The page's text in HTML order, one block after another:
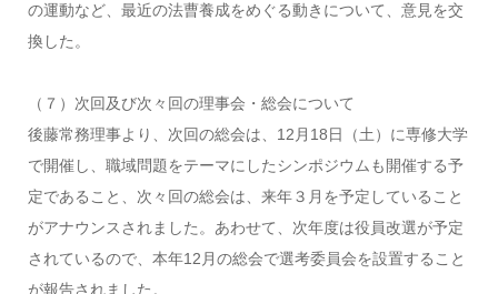
の運動など、最近の法曹養成をめぐる動きについて、意見を交
換した。
（７）次回及び次々回の理事会・総会について
後藤常務理事より、次回の総会は、12月18日（土）に専修大学
で開催し、職域問題をテーマにしたシンポジウムも開催する予
定であること、次々回の総会は、来年３月を予定していること
がアナウンスされました。あわせて、次年度は役員改選が予定
されているので、本年12月の総会で選考委員会を設置すること
が報告されました。